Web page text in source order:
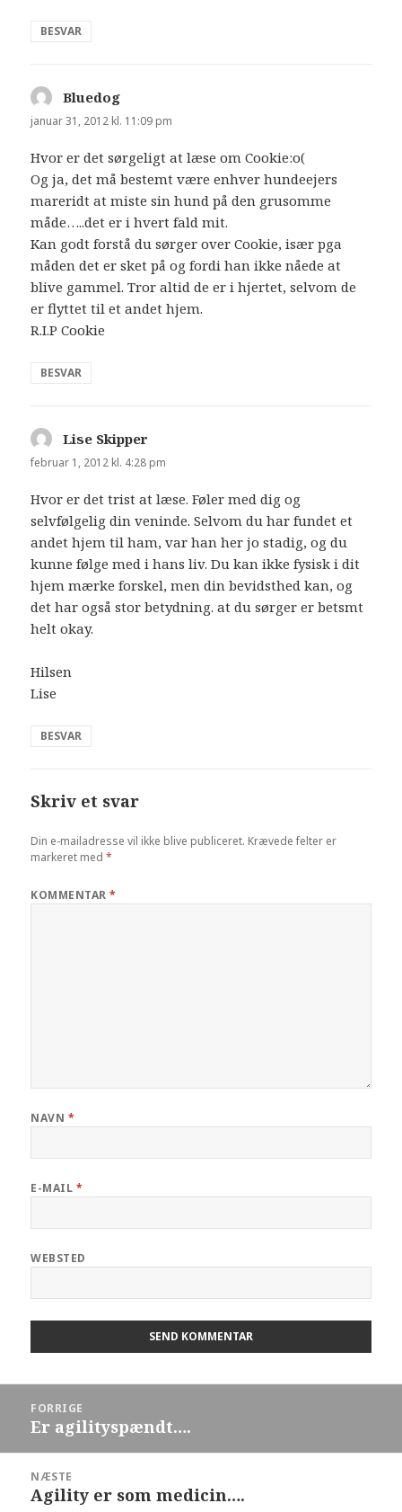
BESVAR
Bluedog
januar 31, 2012 kl. 11:09 pm
Hvor er det sørgeligt at læse om Cookie:o(
Og ja, det må bestemt være enhver hundeejers
mareridt at miste sin hund på den grusomme
måde…..det er i hvert fald mit.
Kan godt forstå du sørger over Cookie, især pga
måden det er sket på og fordi han ikke nåede at
blive gammel. Tror altid de er i hjertet, selvom de
er flyttet til et andet hjem.
R.I.P Cookie
BESVAR
Lise Skipper
februar 1, 2012 kl. 4:28 pm
Hvor er det trist at læse. Føler med dig og
selvfølgelig din veninde. Selvom du har fundet et
andet hjem til ham, var han her jo stadig, og du
kunne følge med i hans liv. Du kan ikke fysisk i dit
hjem mærke forskel, men din bevidsthed kan, og
det har også stor betydning. at du sørger er betsmt
helt okay.
Hilsen
Lise
BESVAR
Skriv et svar
Din e-mailadresse vil ikke blive publiceret. Krævede felter er
markeret med*
KOMMENTAR*
NAVN *
E-MAIL *
WEBSTED
FORRIGE
Er agilityspændt….
NÆSTE
Agility er som medicin….